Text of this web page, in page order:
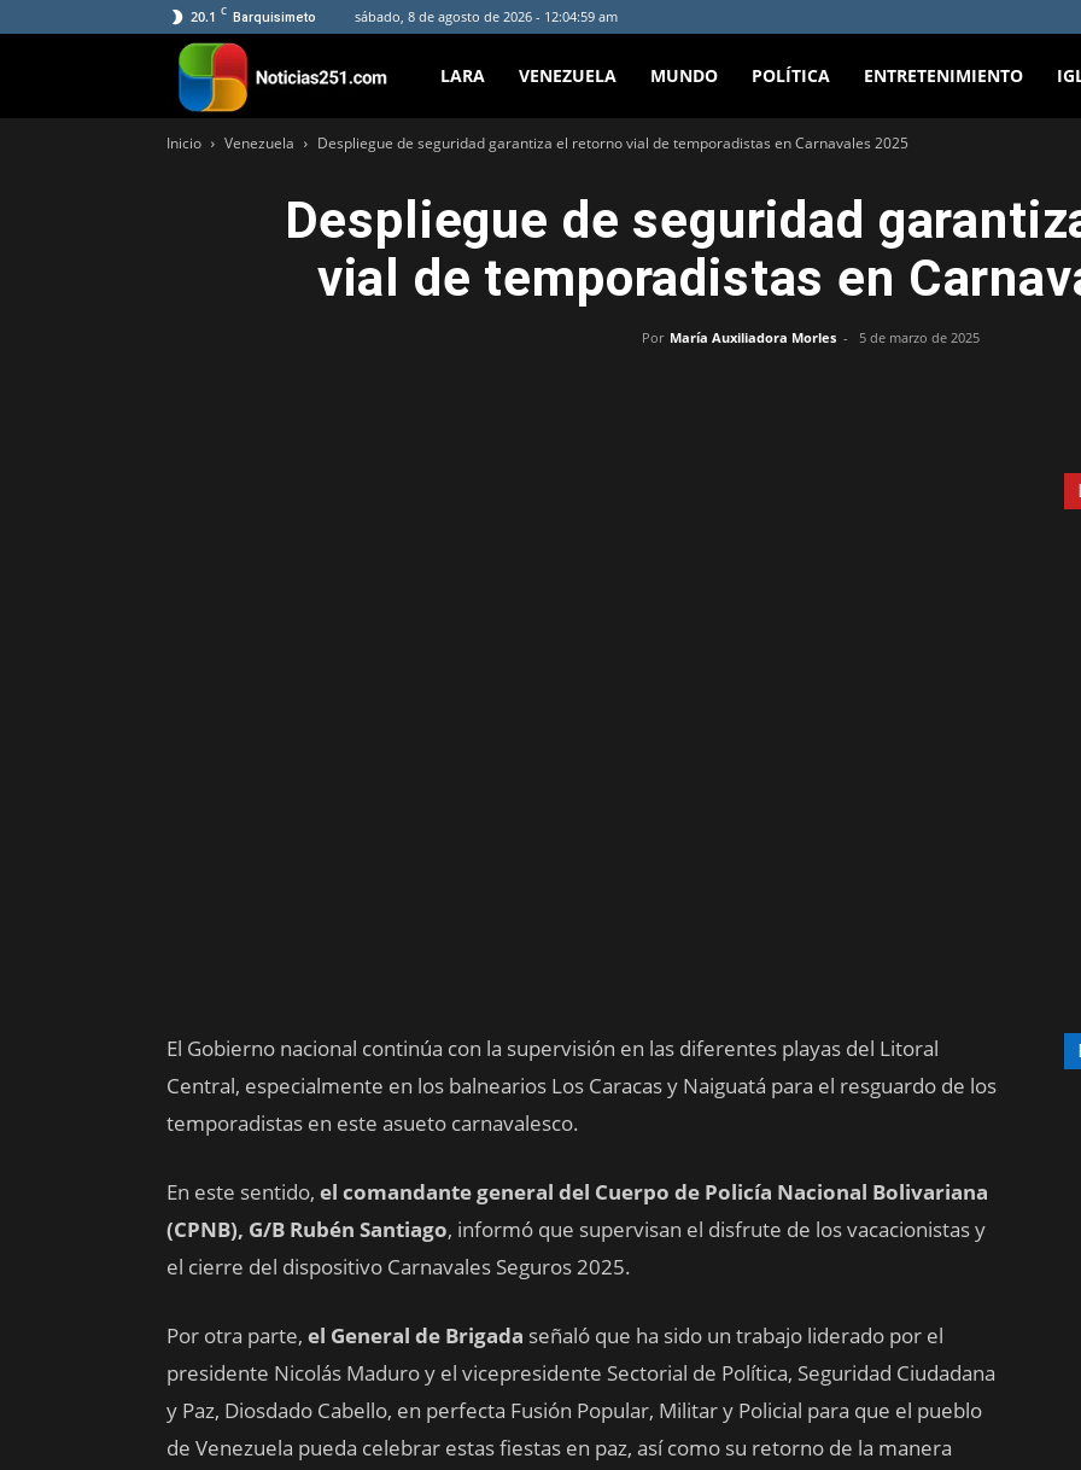
20.1 C Barquisimeto sábado, 8 de agosto de 2026 - 12:04:59 am
Noticias251
LARA VENEZUELA MUNDO POLÍTICA ENTRETENIMIENTO
Inicio Venezuela Despliegue de seguridad garantiza el retorno vial de temporadistas en Carnavales 2025
Despliegue de seguridad
vial de temporadistas en
Por María Auxiliadora Morles - 5 de marzo de 2025
El Gobierno nacional continúa con la supervisión en las diferentes playas del Litoral
Central, especialmente en los balnearios Los Caracas y Naiguatá para el resguardo de los
temporadistas en este asueto carnavalesco.
En este sentido, el comandante general del Cuerpo de Policía Nacional Bolivariana
(CPNB), G/B Rubén Santiago, informó que supervisan el disfrute de los vacacionistas y
el cierre del dispositivo Carnavales Seguros 2025.
Por otra parte, el General de Brigada señaló que ha sido un trabajo liderado por el
presidente Nicolás Maduro y el vicepresidente Sectorial de Política, Seguridad Ciudadana
y Paz, Diosdado Cabello, en perfecta Fusión Popular, Militar y Policial para que el pueblo
de Venezuela pueda celebrar estas fiestas en paz, así como su retorno de la manera